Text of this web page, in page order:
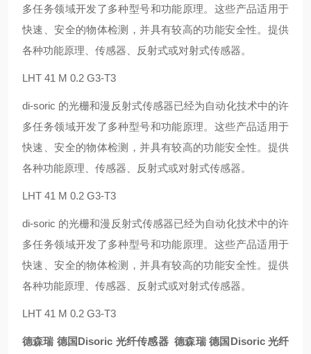
多任务领域开发了多种型号和功能原理。这些产品适用于
快速、安全的物体检测，并具有较高的功能安全性。提供
各种功能原理、传感器、反射式或对射式传感器。
LHT 41 M 0.2 G3-T3
di-soric 的光栅和漫反射式传感器已经为自动化技术中的许
多任务领域开发了多种型号和功能原理。这些产品适用于
快速、安全的物体检测，并具有较高的功能安全性。提供
各种功能原理、传感器、反射式或对射式传感器。
LHT 41 M 0.2 G3-T3
di-soric 的光栅和漫反射式传感器已经为自动化技术中的许
多任务领域开发了多种型号和功能原理。这些产品适用于
快速、安全的物体检测，并具有较高的功能安全性。提供
各种功能原理、传感器、反射式或对射式传感器。
LHT 41 M 0.2 G3-T3
德森瑞 德国Disoric 光纤传感器 德森瑞 德国Disoric 光纤